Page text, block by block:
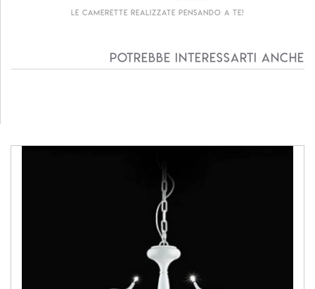
Le camerette realizzate pensando a te!
Potrebbe interessarti anche